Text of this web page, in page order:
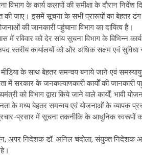
के कार्य कलापों की समीक्षा के दौरान निर्देश
जाए। इसमें सूचना के सभी प्रारूपों का बेहतर ढंग
की जानकारी पहुंचाना विभाग का दायित्व है।
रविवार को देर सांय सूचना विभाग के विभिन्न
स्तरीय कार्यालयों को और अधिक सक्षम एवं
के साथ बेहतर समन्वय बनाये जाने एवं
में सरकार के जनकल्याणकारी कार्यों की जानकारी
को विभाग द्वारा किये जाने वाले कार्यों, भावी
के मध्य बेहतर समन्वय एवं योजनाओं के व्यापक प्रचार
प्रसार में सूचना तकनीकि के आधुनिक स्वरूपों
निदेशक डॉ. अनिल चंदोला, संयुक्त निदेशक